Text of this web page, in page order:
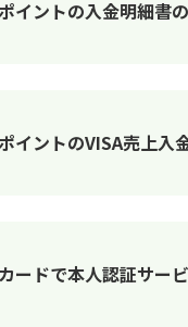
イントの入金明細書
イントのVISA売上入
ードで本人認証サー